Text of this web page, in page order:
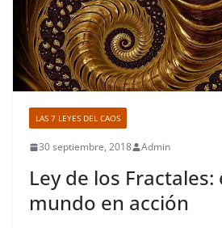
LAS 7 LEYES DEL CAOS
30 septiembre, 2018 Admin
Ley de los
mundo en acción